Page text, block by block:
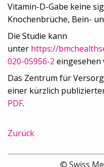
Vitamin-D-Gabe keine
Knochenbrüche, Bein-
Die Studie kann
unter https://
020-05956-2 eingesehen
Das Zentrum für
einer kürzlich
PDF.
Zurück
© Swiss